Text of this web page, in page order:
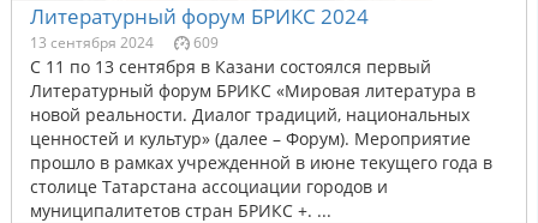
Литературный форум БРИКС 2024
13 сентября 2024 609
С 11 по 13 сентября в Казани состоялся первый
Литературный форум БРИКС «Мировая литература в
новой реальности. Диалог традиций, национальных
ценностей и культур» (далее – Форум). Мероприятие
прошло в рамках учрежденной в июне текущего года в
столице Татарстана ассоциации городов и
муниципалитетов стран БРИКС +. ...